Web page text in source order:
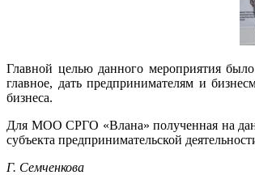
Главной целью данного мероприятия
главное, дать предпринимателям и
бизнеса.
Для МОО СРГО «Влана» полученная на
субъекта предпринимательской
Г. Семченкова